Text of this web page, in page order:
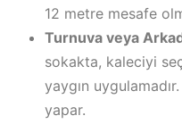
12 metre mesafe
Turnuva veya
sokakta, kaleciyi
yaygın
yapar.